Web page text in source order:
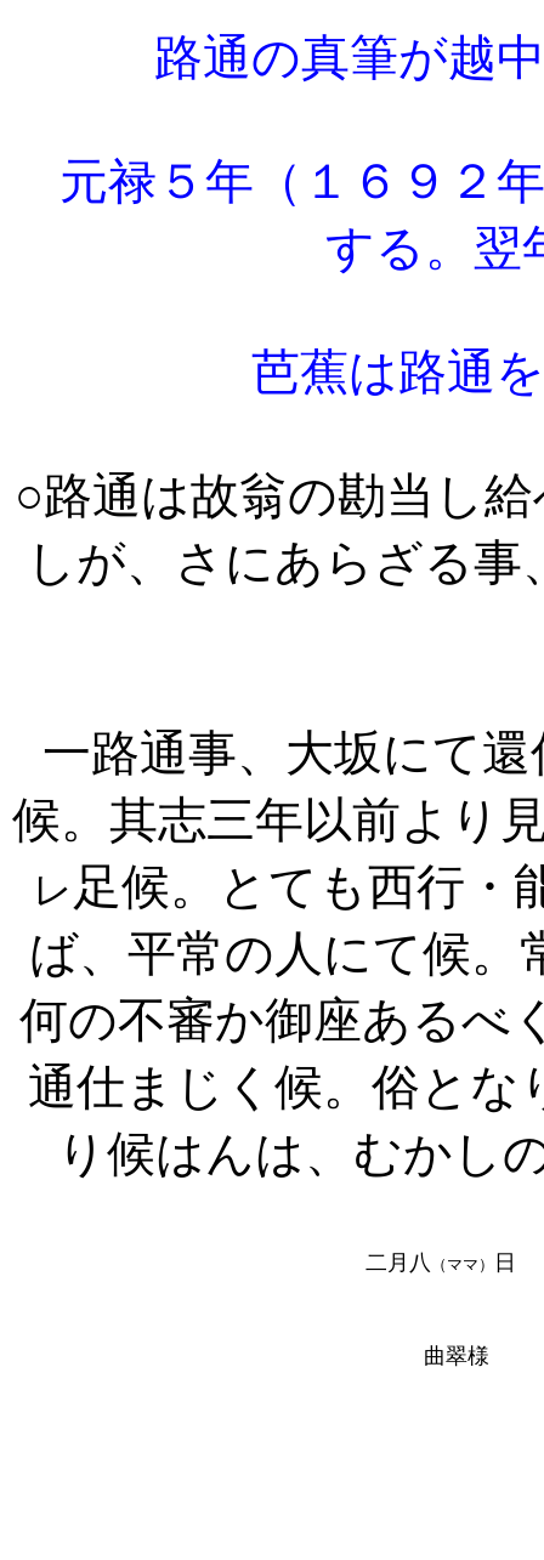
路通の真筆が越
元禄５年（１６９２
する。翌
芭蕉は路通
○路通は故翁の勘当し
しが、さにあらざる
一路通事、大坂にて
候。其志三年以前より
レ 足候。とても西行・
ば、平常の人にて候
何の不審か御座あるべ
通仕まじく候。俗とな
り候はんは、むかし
二月八 （ママ） 日
曲翠様